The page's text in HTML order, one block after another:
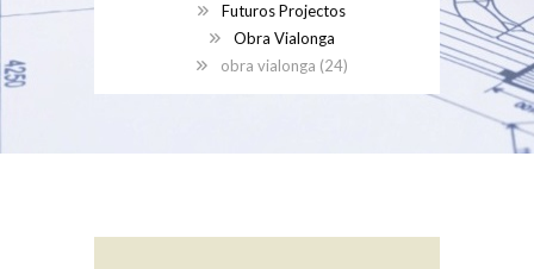
Futuros Projectos
Obra Vialonga
obra vialonga (24)